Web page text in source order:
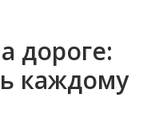
дороге:
каждому